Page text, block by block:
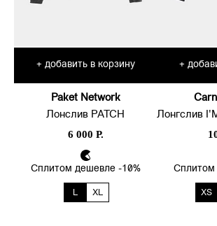
+ добавить в корзину
Paket Network
Лонслив PATCH
6 000 Р.
Сплитом дешевле -10%
L XL
+
Лонгслив I'M
Сплитом
XS